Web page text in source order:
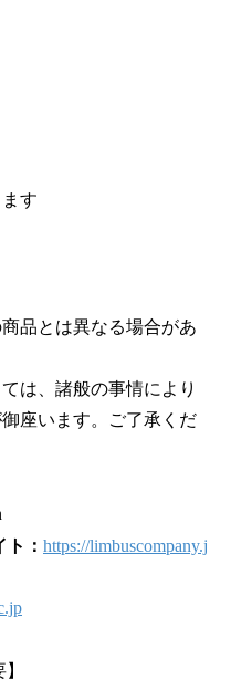
す
品とは異なる場合があ
は、諸般の事情により
座います。ご了承くだ
： https://limbuscompany.j